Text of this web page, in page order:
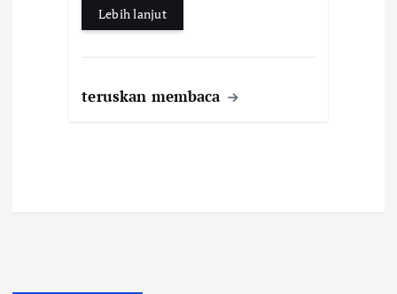
Lebih lanjut
teruskan membaca